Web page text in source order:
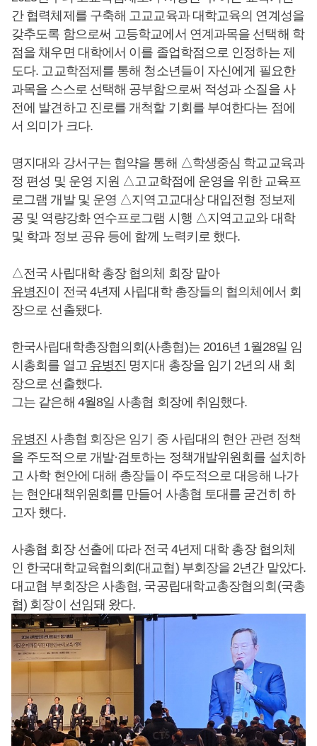
간 협력체제를 구축해 고교교육과 대학교육의 연계성을
갖추도록 함으로써 고등학교에서 연계과목을 선택해 학
점을 채우면 대학에서 이를 졸업학점으로 인정하는 제
도다. 고교학점제를 통해 청소년들이 자신에게 필요한
과목을 스스로 선택해 공부함으로써 적성과 소질을 사
전에 발견하고 진로를 개척할 기회를 부여한다는 점에
서 의미가 크다.
명지대와 강서구는 협약을 통해 △학생중심 학교교육과
정 편성 및 운영 지원 △고교학점에 운영을 위한 교육프
로그램 개발 및 운영 △지역고교대상 대입전형 정보제
공 및 역량강화 연수프로그램 시행 △지역고교와 대학
및 학과 정보 공유 등에 함께 노력키로 했다.
△전국 사립대학 총장 협의체 회장 맡아
유병진이 전국 4년제 사립대학 총장들의 협의체에서 회
장으로 선출됐다.
한국사립대학총장협의회(사총협)는 2016년 1월28일 임
시총회를 열고 유병진 명지대 총장을 임기 2년의 새 회
장으로 선출했다.
그는 같은해 4월8일 사총협 회장에 취임했다.
유병진 사총협 회장은 임기 중 사립대의 현안 관련 정책
을 주도적으로 개발·검토하는 정책개발위원회를 설치하
고 사학 현안에 대해 총장들이 주도적으로 대응해 나가
는 현안대책위원회를 만들어 사총협 토대를 굳건히 하
고자 했다.
사총협 회장 선출에 따라 전국 4년제 대학 총장 협의체
인 한국대학교육협의회(대교협) 부회장을 2년간 맡았다.
대교협 부회장은 사총협, 국공립대학교총장협의회(국총
협) 회장이 선임돼 왔다.